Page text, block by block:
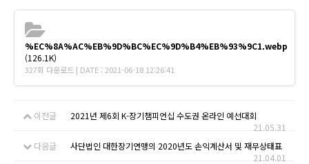
%EC%8A%AC%EB%9D%BC%EC%9D%B4%EB%93%9C1.webp
(126.1K)
327회 다운로드 | DATE : 2021-06-18 12:26:41
이전글
2021년 제6회 K-장기챔피언십 수도권 온라인 예선대회
21.05.31
다음글
사단법인 대한장기연맹의 2020년도 손익계산서 및 재무상태표
21.04.01